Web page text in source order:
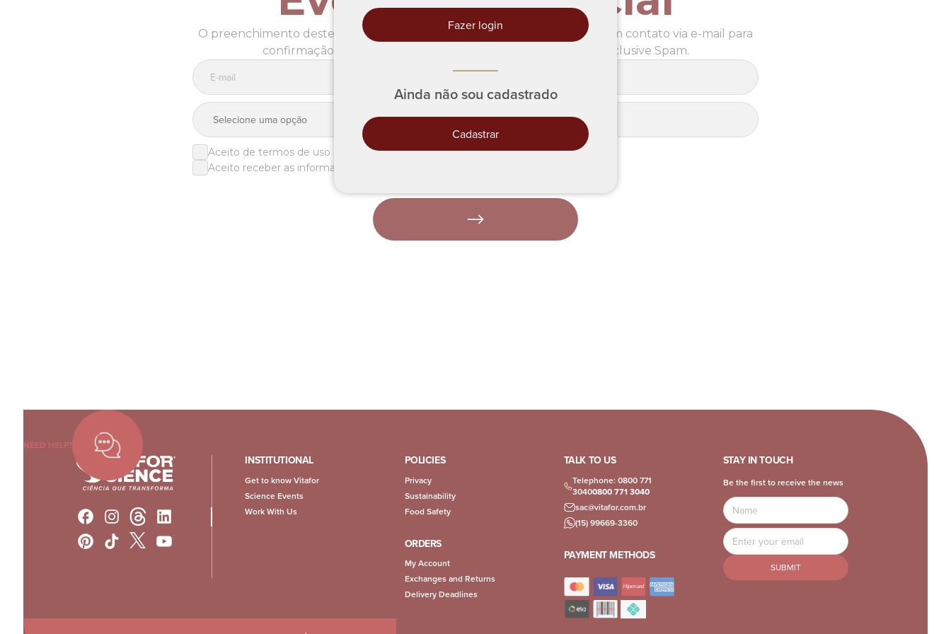
O preenchimento deste formulário não garante a sua vaga, entraremos em contato via e-mail para
confirmação. Fique atento a todas às suas caixas de entrada, inclusive Spam.
E-mail
Profissão
Telefone
Aceito de termos de uso de imagem
Aceito receber as informações via e-mail e/ou whatsapp
Fazer login
Ainda não sou cadastrado
Cadastrar
NEED HELP?
INSTITUTIONAL
Get to know Vitafor
Science Events
Work With Us
POLICIES
Privacy
Sustainability
Food Safety
ORDERS
My Account
Exchanges and Returns
Delivery Deadlines
TALK TO US
Telephone: 0800 771
30400800 771 3040
sac@vitafor.com.br
(15) 99669-3360
PAYMENT METHODS
STAY IN TOUCH
Be the first to receive the news
Name
Email
Address